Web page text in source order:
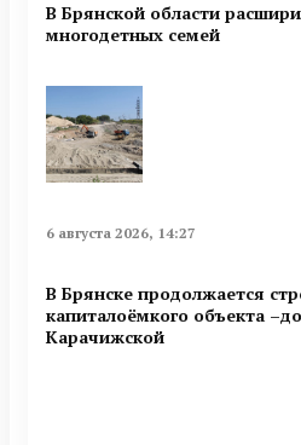
В Брянской области
многодетных семей
6 августа 2026, 14:27
В Брянске продолжается
капиталоёмкого объекта
Карачижской